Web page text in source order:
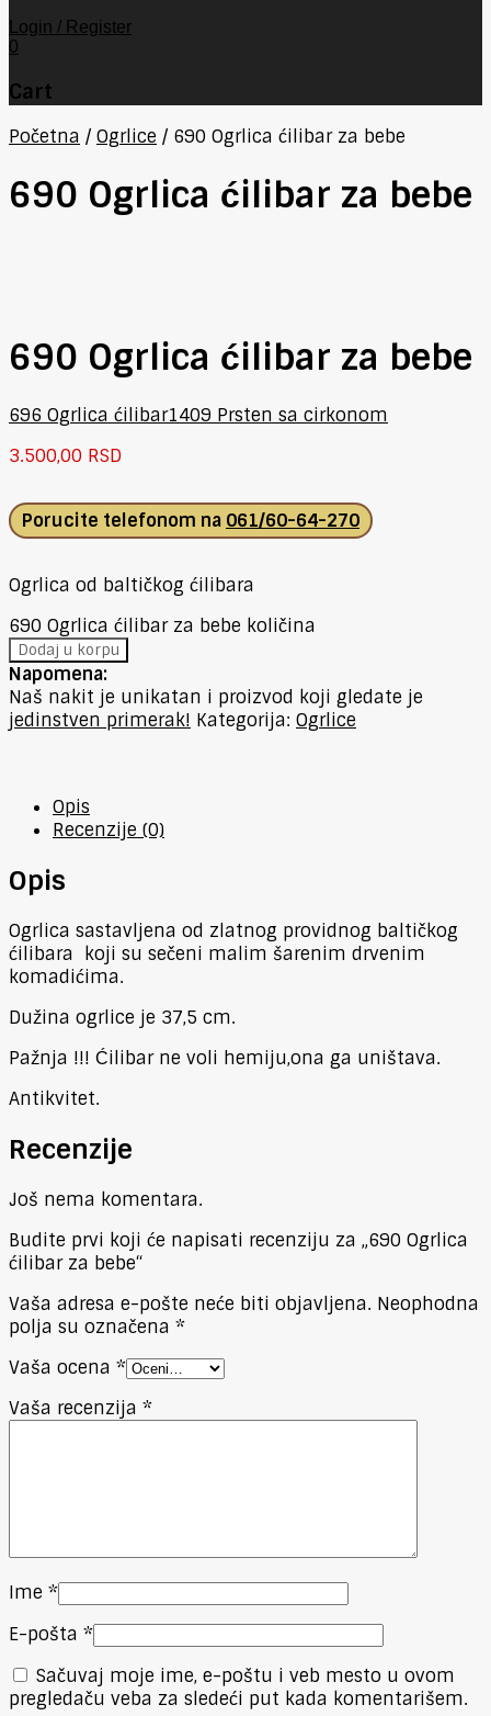
Login / Register
0
Cart
Početna / Ogrlice / 690 Ogrlica ćilibar za bebe
690 Ogrlica ćilibar za bebe
690 Ogrlica ćilibar za bebe
696 Ogrlica ćilibar1409 Prsten sa cirkonom
3.500,00 RSD
Porucite telefonom na 061/60-64-270
Ogrlica od baltičkog ćilibara
690 Ogrlica ćilibar za bebe količina
Dodaj u korpu
Napomena:
Naš nakit je unikatan i proizvod koji gledate je
jedinstven primerak! Kategorija: Ogrlice
Opis
Recenzije (0)
Opis
Ogrlica sastavljena od zlatnog providnog baltičkog
ćilibara koji su sečeni malim šarenim drvenim
komadićima.
Dužina ogrlice je 37,5 cm.
Pažnja !!! Ćilibar ne voli hemiju,ona ga uništava.
Antikvitet.
Recenzije
Još nema komentara.
Budite prvi koji će napisati recenziju za „690 Ogrlica
ćilibar za bebe“
Vaša adresa e-pošte neće biti objavljena. Neophodna
polja su označena *
Vaša ocena *
Vaša recenzija *
Ime *
E-pošta *
Sačuvaj moje ime, e-poštu i veb mesto u ovom
pregledaču veba za sledeći put kada komentarišem.